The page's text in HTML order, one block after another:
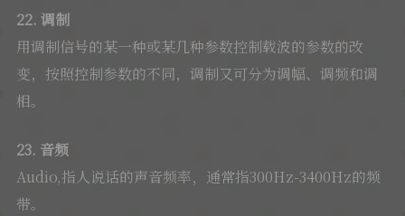
22. 调制
用调制信号的某一种或某几种参数控制载波的参数的改
变，按照控制参数的不同，调制又可分为调幅、调频和调
相。
23. 音频
Audio,指人说话的声音频率，通常指300Hz-3400Hz的频
带。